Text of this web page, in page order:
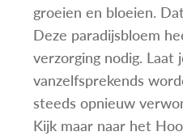
groeien en bloeien.
Deze paradijsbloem
verzorging nodig.
vanzelfsprekends
steeds opnieuw
Kijk maar naar het